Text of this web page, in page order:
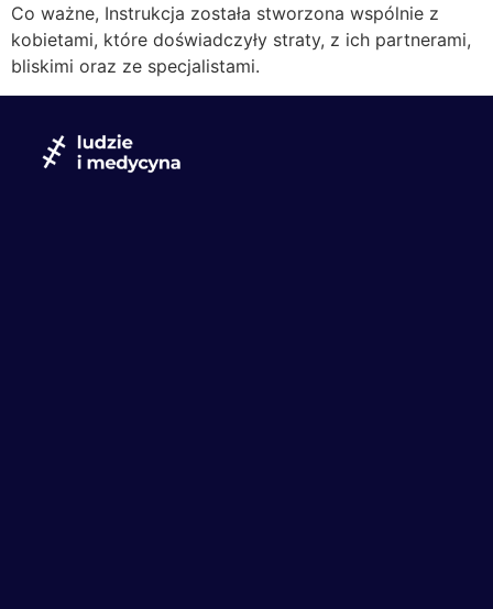
Co ważne, Instrukcja została stworzona wspólnie z
kobietami, które doświadczyły straty, z ich partnerami,
bliskimi oraz ze specjalistami.